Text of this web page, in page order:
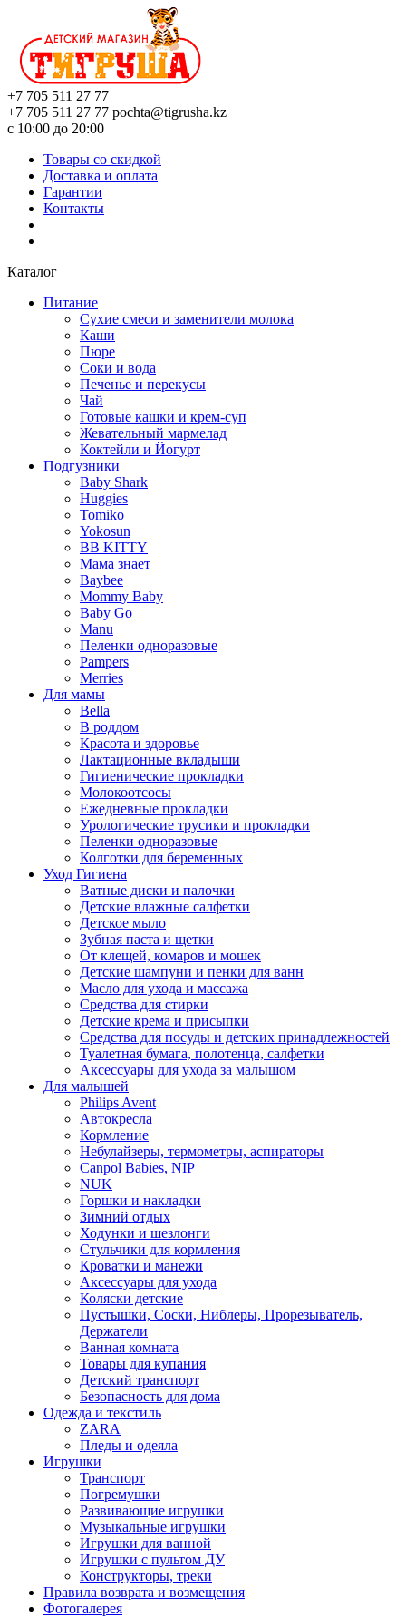
+7 705 511 27 77
+7 705 511 27 77 pochta@tigrusha.kz
с 10:00 до 20:00
Товары со скидкой
Доставка и оплата
Гарантии
Контакты
Каталог
Питание
Сухие смеси и заменители молока
Каши
Пюре
Соки и вода
Печенье и перекусы
Чай
Готовые кашки и крем-суп
Жевательный мармелад
Коктейли и Йогурт
Подгузники
Baby Shark
Huggies
Tomiko
Yokosun
BB KITTY
Мама знает
Baybee
Mommy Baby
Baby Go
Manu
Пеленки одноразовые
Pampers
Merries
Для мамы
Bella
В роддом
Красота и здоровье
Лактационные вкладыши
Гигиенические прокладки
Молокоотсосы
Ежедневные прокладки
Урологические трусики и прокладки
Пеленки одноразовые
Колготки для беременных
Уход Гигиена
Ватные диски и палочки
Детские влажные салфетки
Детское мыло
Зубная паста и щетки
От клещей, комаров и мошек
Детские шампуни и пенки для ванн
Масло для ухода и массажа
Средства для стирки
Детские крема и присыпки
Средства для посуды и детских принадлежностей
Туалетная бумага, полотенца, салфетки
Аксессуары для ухода за малышом
Для малышей
Philips Avent
Автокресла
Кормление
Небулайзеры, термометры, аспираторы
Canpol Babies, NIP
NUK
Горшки и накладки
Зимний отдых
Ходунки и шезлонги
Стульчики для кормления
Кроватки и манежи
Аксессуары для ухода
Коляски детские
Пустышки, Соски, Ниблеры, Прорезыватель,
Держатели
Ванная комната
Товары для купания
Детский транспорт
Безопасность для дома
Одежда и текстиль
ZARA
Пледы и одеяла
Игрушки
Транспорт
Погремушки
Развивающие игрушки
Музыкальные игрушки
Игрушки для ванной
Игрушки с пультом ДУ
Конструкторы, треки
Правила возврата и возмещения
Фотогалерея